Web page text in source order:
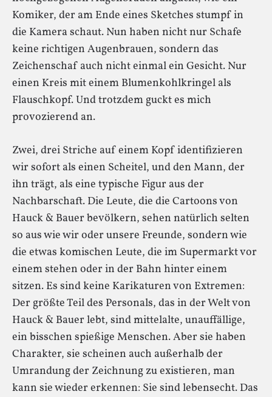
Komiker, der am Ende eines Sketches stumpf in
die Kamera schaut. Nun haben nicht nur Schafe
keine richtigen Augenbrauen, sondern das
Zeichenschaf auch nicht einmal ein Gesicht. Nur
einen Kreis mit einem Blumenkohlkringel als
Flauschkopf. Und trotzdem guckt es mich
provozierend an.
Zwei, drei Striche auf einem Kopf identifizieren
wir sofort als einen Scheitel, und den Mann, der
ihn trägt, als eine typische Figur aus der
Nachbarschaft. Die Leute, die die Cartoons von
Hauck & Bauer bevölkern, sehen natürlich selten
so aus wie wir oder unsere Freunde, sondern wie
die etwas komischen Leute, die im Supermarkt vor
einem stehen oder in der Bahn hinter einem
sitzen. Es sind keine Karikaturen von Extremen:
Der größte Teil des Personals, das in der Welt von
Hauck & Bauer lebt, sind mittelalte, unauffällige,
ein bisschen spießige Menschen. Aber sie haben
Charakter, sie scheinen auch außerhalb der
Umrandung der Zeichnung zu existieren, man
kann sie wieder erkennen: Sie sind lebensecht. Das